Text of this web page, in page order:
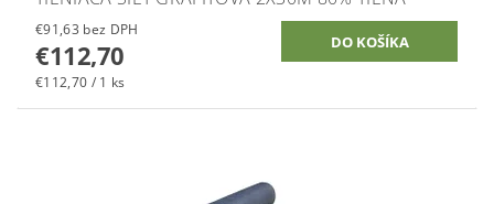
€91,63 bez DPH
€112,70
€112,70 / 1 ks